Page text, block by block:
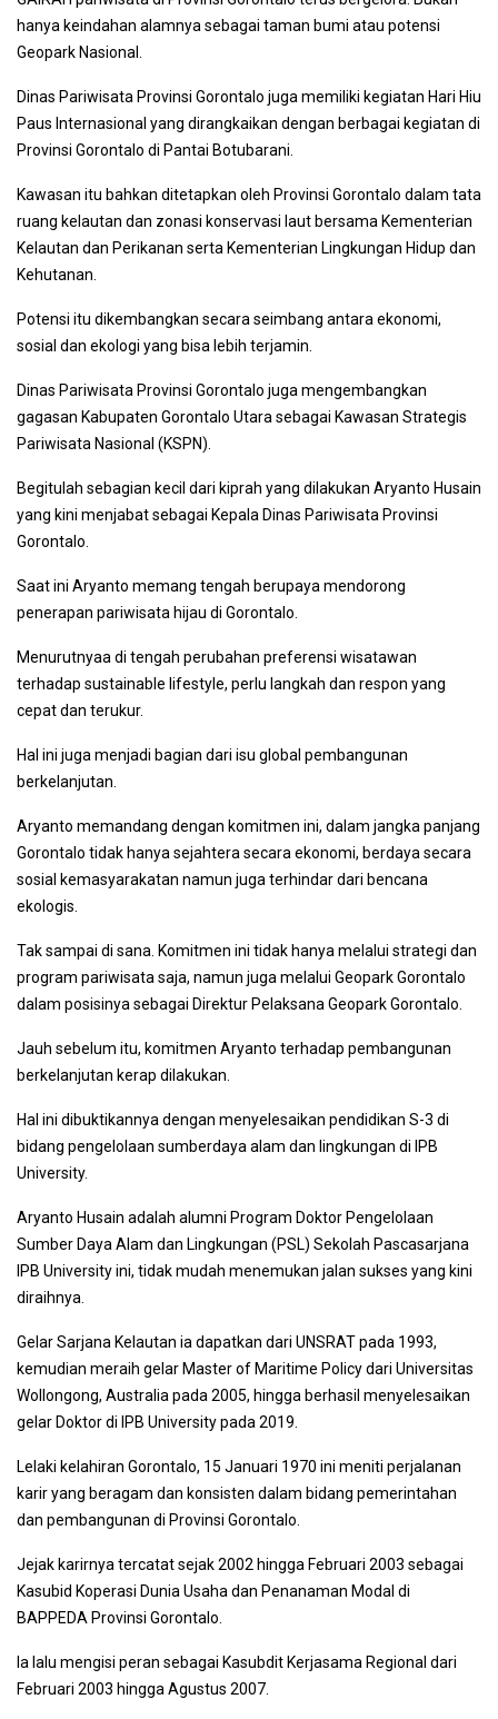
hanya keindahan alamnya sebagai taman bumi atau potensi
Geopark Nasional.
Dinas Pariwisata Provinsi Gorontalo juga memiliki kegiatan Hari Hiu
Paus Internasional yang dirangkaikan dengan berbagai kegiatan di
Provinsi Gorontalo di Pantai Botubarani.
Kawasan itu bahkan ditetapkan oleh Provinsi Gorontalo dalam tata
ruang kelautan dan zonasi konservasi laut bersama Kementerian
Kelautan dan Perikanan serta Kementerian Lingkungan Hidup dan
Kehutanan.
Potensi itu dikembangkan secara seimbang antara ekonomi,
sosial dan ekologi yang bisa lebih terjamin.
Dinas Pariwisata Provinsi Gorontalo juga mengembangkan
gagasan Kabupaten Gorontalo Utara sebagai Kawasan Strategis
Pariwisata Nasional (KSPN).
Begitulah sebagian kecil dari kiprah yang dilakukan Aryanto Husain
yang kini menjabat sebagai Kepala Dinas Pariwisata Provinsi
Gorontalo.
Saat ini Aryanto memang tengah berupaya mendorong
penerapan pariwisata hijau di Gorontalo.
Menurutnyaa di tengah perubahan preferensi wisatawan
terhadap sustainable lifestyle, perlu langkah dan respon yang
cepat dan terukur.
Hal ini juga menjadi bagian dari isu global pembangunan
berkelanjutan.
Aryanto memandang dengan komitmen ini, dalam jangka panjang
Gorontalo tidak hanya sejahtera secara ekonomi, berdaya secara
sosial kemasyarakatan namun juga terhindar dari bencana
ekologis.
Tak sampai di sana. Komitmen ini tidak hanya melalui strategi dan
program pariwisata saja, namun juga melalui Geopark Gorontalo
dalam posisinya sebagai Direktur Pelaksana Geopark Gorontalo.
Jauh sebelum itu, komitmen Aryanto terhadap pembangunan
berkelanjutan kerap dilakukan.
Hal ini dibuktikannya dengan menyelesaikan pendidikan S-3 di
bidang pengelolaan sumberdaya alam dan lingkungan di IPB
University.
Aryanto Husain adalah alumni Program Doktor Pengelolaan
Sumber Daya Alam dan Lingkungan (PSL) Sekolah Pascasarjana
IPB University ini, tidak mudah menemukan jalan sukses yang kini
diraihnya.
Gelar Sarjana Kelautan ia dapatkan dari UNSRAT pada 1993,
kemudian meraih gelar Master of Maritime Policy dari Universitas
Wollongong, Australia pada 2005, hingga berhasil menyelesaikan
gelar Doktor di IPB University pada 2019.
Lelaki kelahiran Gorontalo, 15 Januari 1970 ini meniti perjalanan
karir yang beragam dan konsisten dalam bidang pemerintahan
dan pembangunan di Provinsi Gorontalo.
Jejak karirnya tercatat sejak 2002 hingga Februari 2003 sebagai
Kasubid Koperasi Dunia Usaha dan Penanaman Modal di
BAPPEDA Provinsi Gorontalo.
Ia lalu mengisi peran sebagai Kasubdit Kerjasama Regional dari
Februari 2003 hingga Agustus 2007.